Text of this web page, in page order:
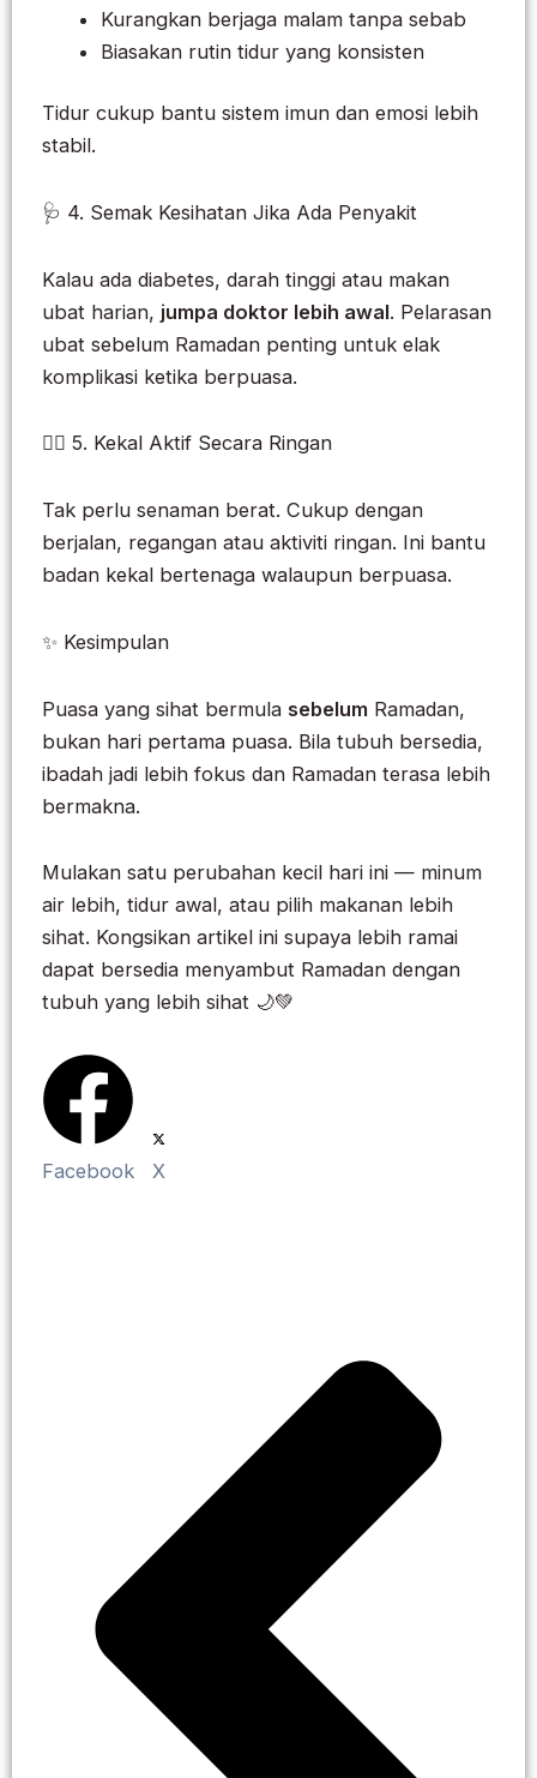
Kurangkan berjaga malam tanpa sebab
Biasakan rutin tidur yang konsisten
Tidur cukup bantu sistem imun dan emosi lebih
stabil.
🩺 4. Semak Kesihatan Jika Ada Penyakit
Kalau ada diabetes, darah tinggi atau makan
ubat harian, jumpa doktor lebih awal. Pelarasan
ubat sebelum Ramadan penting untuk elak
komplikasi ketika berpuasa.
🚶‍♀️ 5. Kekal Aktif Secara Ringan
Tak perlu senaman berat. Cukup dengan
berjalan, regangan atau aktiviti ringan. Ini bantu
badan kekal bertenaga walaupun berpuasa.
✨ Kesimpulan
Puasa yang sihat bermula sebelum Ramadan,
bukan hari pertama puasa. Bila tubuh bersedia,
ibadah jadi lebih fokus dan Ramadan terasa lebih
bermakna.
Mulakan satu perubahan kecil hari ini — minum
air lebih, tidur awal, atau pilih makanan lebih
sihat. Kongsikan artikel ini supaya lebih ramai
dapat bersedia menyambut Ramadan dengan
tubuh yang lebih sihat 🌙💚
Facebook
X